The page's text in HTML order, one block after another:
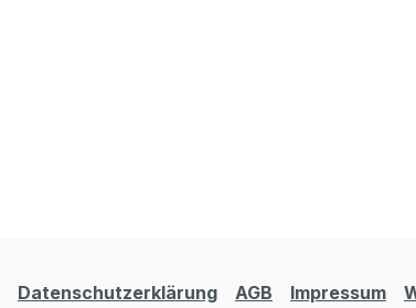
Datenschutzerklärung AGB Impressum